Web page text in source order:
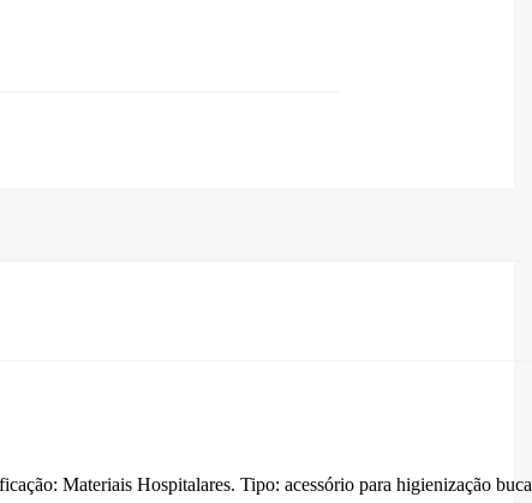
Materiais Hospitalares. Tipo: acessório para higienização